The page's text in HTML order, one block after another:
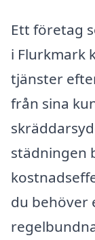
Ett företag
i Flurkmark
tjänster
från sina
städningen
du behöver